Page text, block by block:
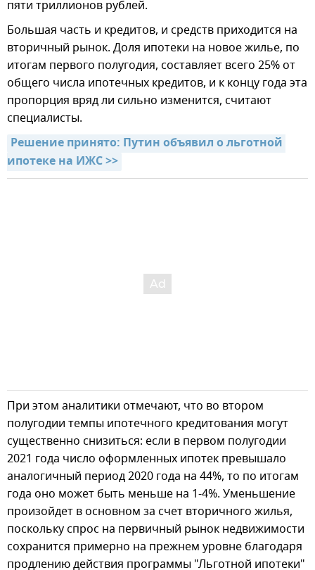
пяти триллионов рублей.
Большая часть и кредитов, и средств приходится на
вторичный рынок. Доля ипотеки на новое жилье, по
итогам первого полугодия, составляет всего 25% от
общего числа ипотечных кредитов, и к концу года эта
пропорция вряд ли сильно изменится, считают
специалисты.
Решение принято: Путин объявил о льготной
ипотеке на ИЖС >>
При этом аналитики отмечают, что во втором
полугодии темпы ипотечного кредитования могут
существенно снизиться: если в первом полугодии
2021 года число оформленных ипотек превышало
аналогичный период 2020 года на 44%, то по итогам
года оно может быть меньше на 1-4%. Уменьшение
произойдет в основном за счет вторичного жилья,
поскольку спрос на первичный рынок недвижимости
сохранится примерно на прежнем уровне благодаря
продлению действия программы "Льготной ипотеки"